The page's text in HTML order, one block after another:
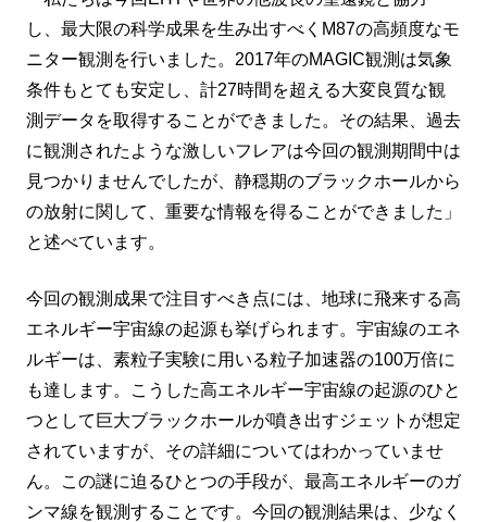
し、最大限の科学成果を生み出すべくM87の高頻度なモ
ニター観測を行いました。2017年のMAGIC観測は気象
条件もとても安定し、計27時間を超える大変良質な観
測データを取得することができました。その結果、過去
に観測されたような激しいフレアは今回の観測期間中は
見つかりませんでしたが、静穏期のブラックホールから
の放射に関して、重要な情報を得ることができました」
と述べています。
今回の観測成果で注目すべき点には、地球に飛来する高
エネルギー宇宙線の起源も挙げられます。宇宙線のエネ
ルギーは、素粒子実験に用いる粒子加速器の100万倍に
も達します。こうした高エネルギー宇宙線の起源のひと
つとして巨大ブラックホールが噴き出すジェットが想定
されていますが、その詳細についてはわかっていませ
ん。この謎に迫るひとつの手段が、最高エネルギーのガ
ンマ線を観測することです。今回の観測結果は、少なく